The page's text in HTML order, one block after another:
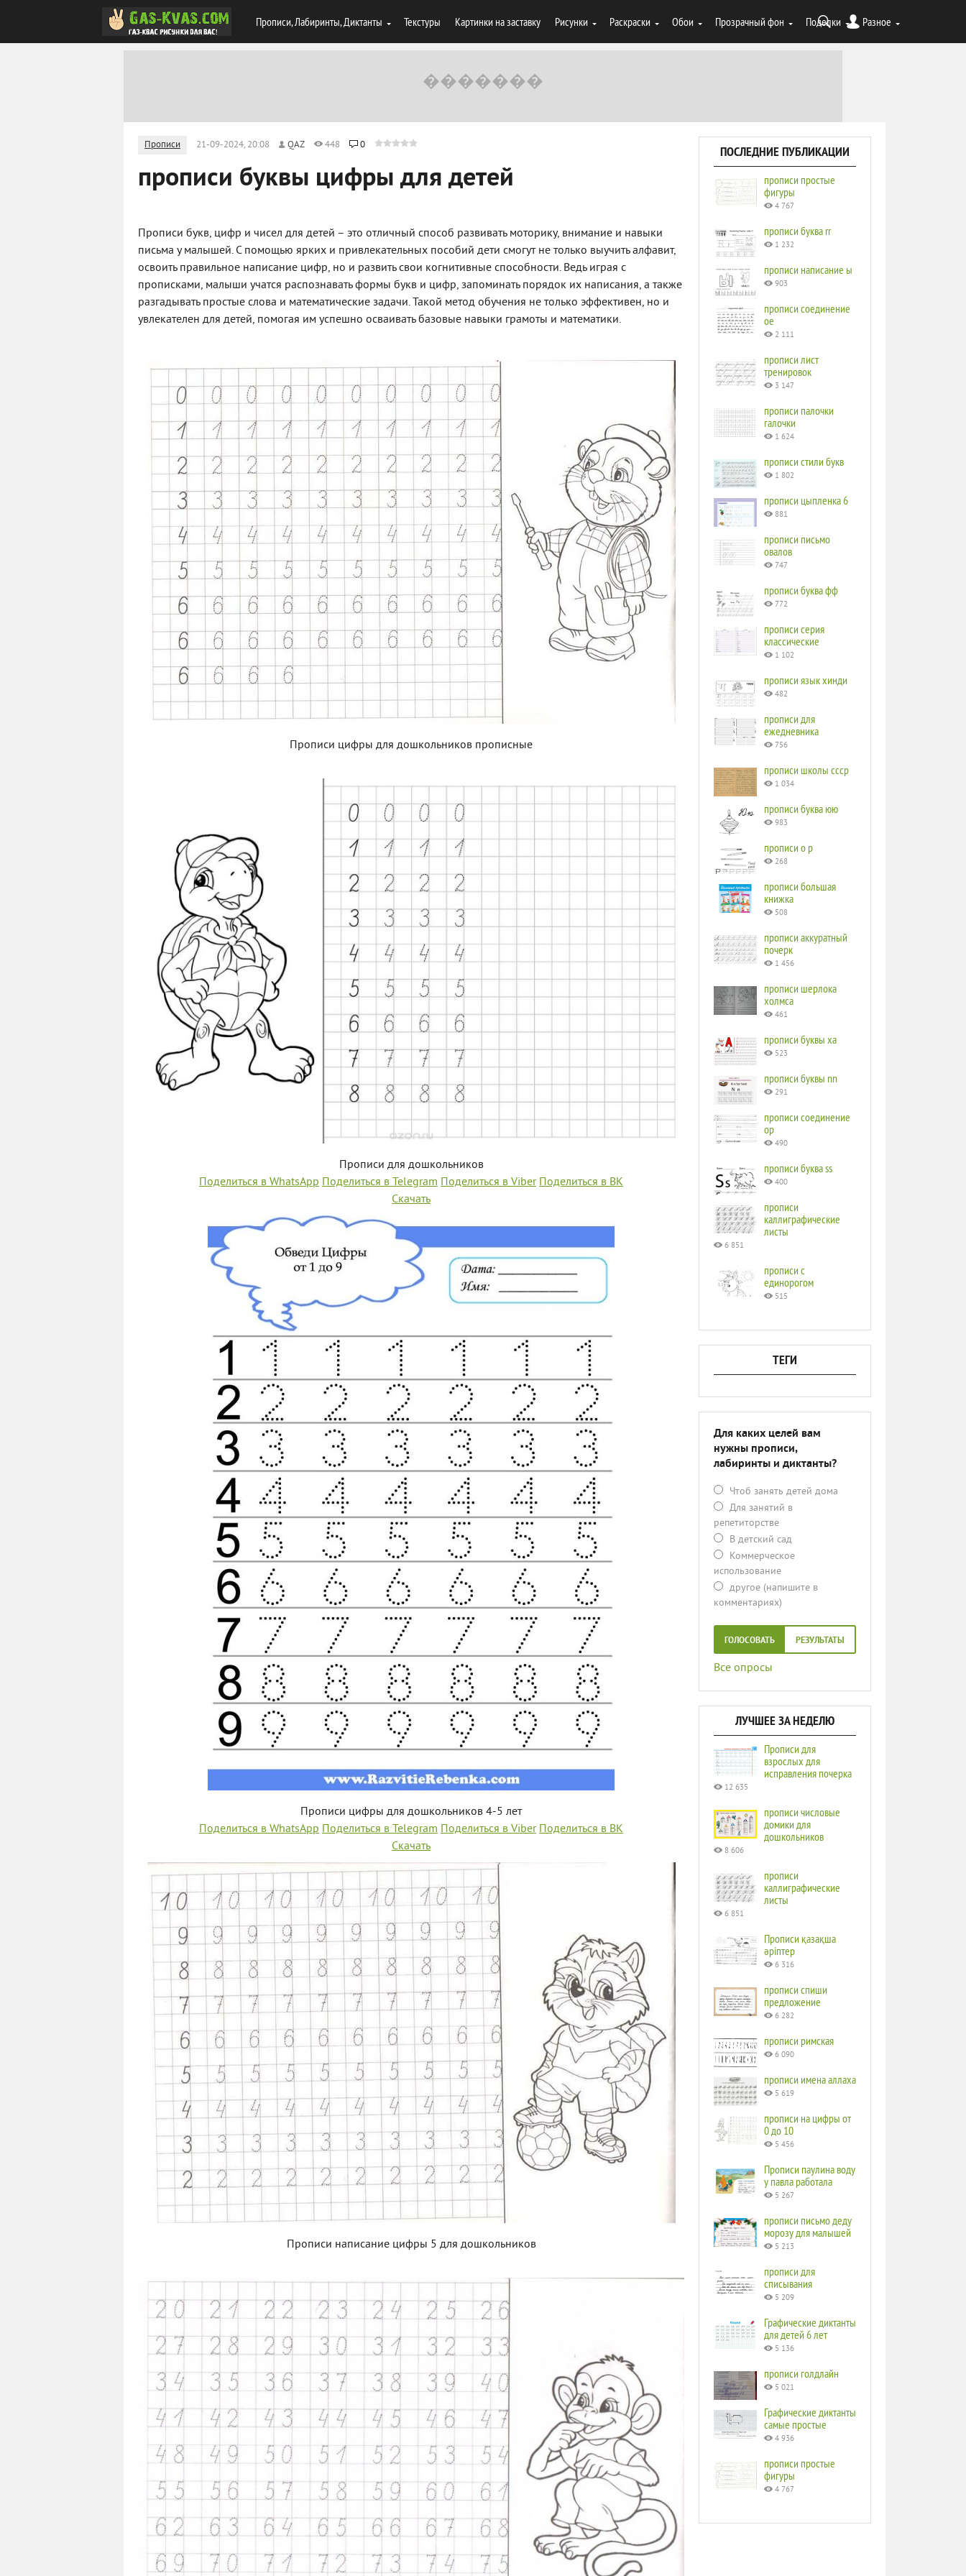
Прописи, Лабиринты, Диктанты Текстуры Картинки на заставку Рисунки Раскраски Обои Прозрачный фон Поделки Разное
Прописи 21-09-2024, 20:08 QAZ 448 0
прописи буквы цифры для детей
Прописи букв, цифр и чисел для детей – это отличный способ развивать моторику, внимание и навыки
письма у малышей. С помощью ярких и привлекательных пособий дети смогут не только выучить алфавит,
освоить правильное написание цифр, но и развить свои когнитивные способности. Ведь играя с
прописками, малыши учатся распознавать формы букв и цифр, запоминать порядок их написания, а также
разгадывать простые слова и математические задачи. Такой метод обучения не только эффективен, но и
увлекателен для детей, помогая им успешно осваивать базовые навыки грамоты и математики.
Прописи цифры для дошкольников прописные
Прописи для дошкольников
Поделиться в WhatsApp Поделиться в Telegram Поделиться в Viber Поделиться в ВК
Скачать
Прописи цифры для дошкольников 4-5 лет
Поделиться в WhatsApp Поделиться в Telegram Поделиться в Viber Поделиться в ВК
Скачать
Прописи написание цифры 5 для дошкольников
ПОСЛЕДНИЕ ПУБЛИКАЦИИ
прописи простые
фигуры
4 767
прописи буква rr
1 232
прописи написание ы
903
прописи соединение
ое
2 111
прописи лист
тренировок
3 147
прописи палочки
галочки
1 624
прописи стили букв
1 802
прописи цыпленка 6
881
прописи письмо
овалов
747
прописи буква фф
772
прописи серия
классические
1 102
прописи язык хинди
482
прописи для
ежедневника
756
прописи школы ссср
1 034
прописи буква юю
983
прописи o p
268
прописи большая
книжка
508
прописи аккуратный
почерк
1 456
прописи шерлока
холмса
461
прописи буквы ха
523
прописи буквы nn
291
прописи соединение
ор
490
прописи буква ss
400
прописи
каллиграфические
листы
6 851
прописи с
единорогом
515
ТЕГИ
Для каких целей вам
нужны прописи,
лабиринты и диктанты?
Чтоб занять детей дома
Для занятий в
репетиторстве
В детский сад
Коммерческое
использование
другое (напишите в
комментариях)
ГОЛОСОВАТЬ РЕЗУЛЬТАТЫ
Все опросы
ЛУЧШЕЕ ЗА НЕДЕЛЮ
Прописи для
взрослых для
исправления почерка
12 635
прописи числовые
домики для
дошкольников
8 606
прописи
каллиграфические
листы
6 851
Прописи қазақша
әріптер
6 316
прописи спиши
предложение
6 282
прописи римская
6 090
прописи имена аллаха
5 619
прописи на цифры от
0 до 10
5 456
Прописи паулина воду
у павла работала
5 267
прописи письмо деду
морозу для малышей
5 213
прописи для
списывания
5 209
Графические диктанты
для детей 6 лет
5 136
прописи голдлайн
5 021
Графические диктанты
самые простые
4 936
прописи простые
фигуры
4 767